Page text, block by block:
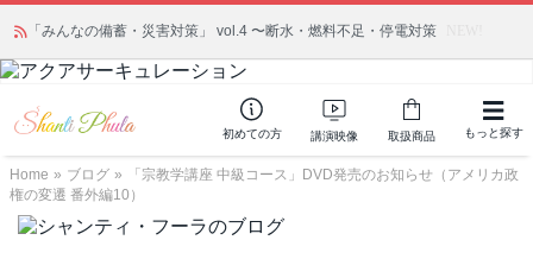
「みんなの備蓄・災害対策」 vol.4 〜断水・燃料不足・停電対策
初めての方 講演映像 取扱商品 もっと探す
Home » ブログ »
「宗教学講座 中級コース」DVD発売のお知らせ（アメリカ政
権の変遷 番外編10）